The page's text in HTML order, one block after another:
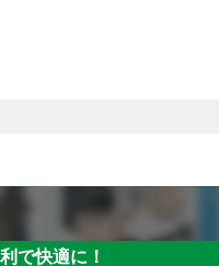
で快適に！